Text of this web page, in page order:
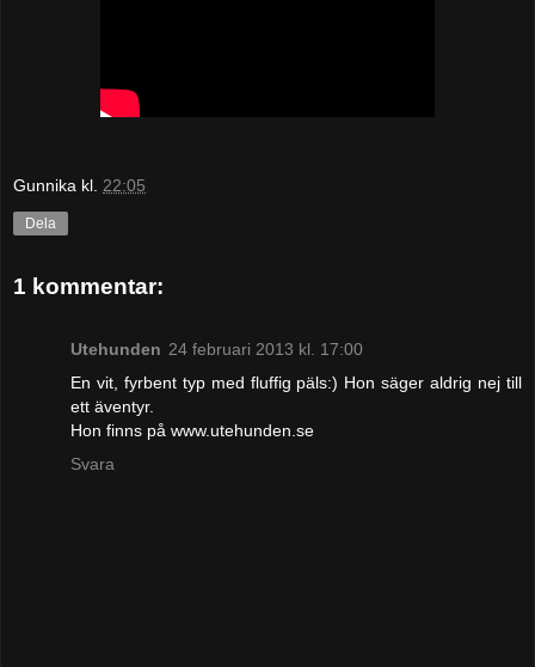
Gunnika kl. 22:05
Dela
1 kommentar:
Utehunden 24 februari 2013 kl. 17:00
En vit, fyrbent typ med fluffig päls:) Hon säger aldrig nej till
ett äventyr.
Hon finns på www.utehunden.se
Svara